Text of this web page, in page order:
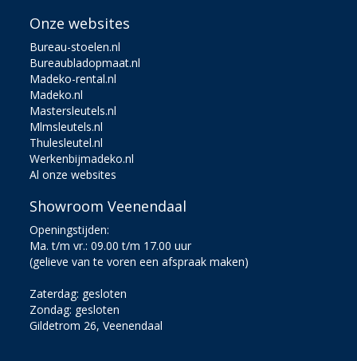
Onze websites
Bureau-stoelen.nl
Bureaubladopmaat.nl
Madeko-rental.nl
Madeko.nl
Mastersleutels.nl
Mlmsleutels.nl
Thulesleutel.nl
Werkenbijmadeko.nl
Al onze websites
Showroom Veenendaal
Openingstijden:
Ma. t/m vr.: 09.00 t/m 17.00 uur
(gelieve van te voren een afspraak maken)
Zaterdag: gesloten
Zondag: gesloten
Gildetrom 26, Veenendaal